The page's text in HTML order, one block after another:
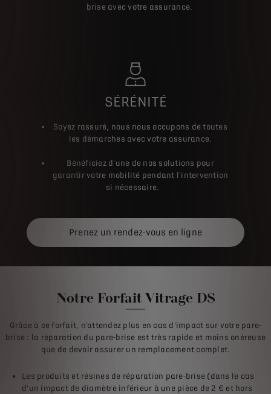
brise avec votre assurance.
SÉRÉNITÉ
Soyez rassuré, nous nous occupons de toutes
les démarches avec votre assurance.
Bénéficiez d'une de nos solutions pour
garantir votre mobilité pendant l'intervention
si nécessaire.
Prenez un rendez-vous en ligne
Notre Forfait Vitrage DS
Grâce à ce forfait, n'attendez plus en cas d'impact sur votre pare-
brise : la réparation du pare-brise est très rapide et moins onéreuse
que de devoir assurer un remplacement complet.
Les produits et résines de réparation pare-brise (dans le cas
d'un impact de diamètre inférieur à une pièce de 2 € et hors